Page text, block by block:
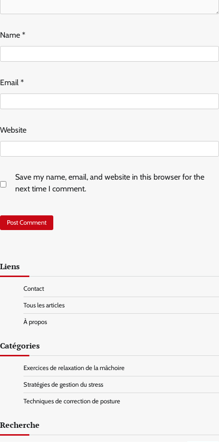
Name *
Email *
Website
Save my name, email, and website in this browser for the
next time I comment.
Liens
Contact
Tous les articles
À propos
Catégories
Exercices de relaxation de la mâchoire
Stratégies de gestion du stress
Techniques de correction de posture
Recherche